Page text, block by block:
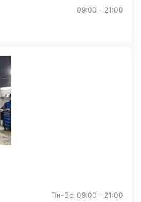
09:00 - 21:00
Пн-Вс: 09:00 - 21:00